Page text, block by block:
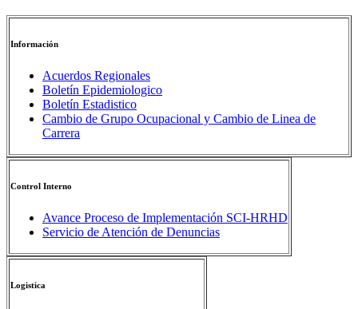
Información
Acuerdos Regionales
Boletín Epidemiologico
Boletín Estadistico
Cambio de Grupo Ocupacional y Cambio de Linea de
Carrera
Control Interno
Avance Proceso de Implementación SCI-HRHD
Servicio de Atención de Denuncias
Logistica